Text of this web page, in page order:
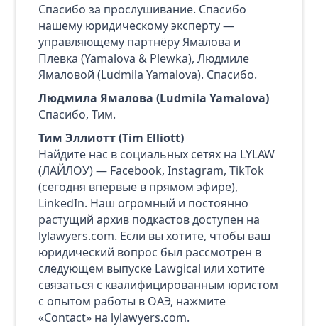
Спасибо за прослушивание. Спасибо
нашему юридическому эксперту —
управляющему партнёру Ямалова и
Плевка (Yamalova & Plewka), Людмиле
Ямаловой (Ludmila Yamalova). Спасибо.
Людмила Ямалова (Ludmila Yamalova)
Спасибо, Тим.
Тим Эллиотт (Tim Elliott)
Найдите нас в социальных сетях на LYLAW
(ЛАЙЛОУ) — Facebook, Instagram, TikTok
(сегодня впервые в прямом эфире),
LinkedIn. Наш огромный и постоянно
растущий архив подкастов доступен на
lylawyers.com. Если вы хотите, чтобы ваш
юридический вопрос был рассмотрен в
следующем выпуске Lawgical или хотите
связаться с квалифицированным юристом
с опытом работы в ОАЭ, нажмите
«Contact» на lylawyers.com.